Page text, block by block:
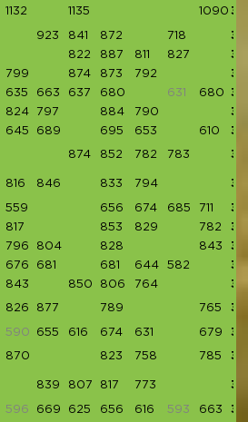
1132 1135 1090
923 841 872 718
822 887 811 827
799 874 873 792
635 663 637 680 631 680
824 797 884 790
645 689 695 653 610
874 852 782 783
816 846 833 794
559 656 674 685 711
817 853 829 782
796 804 828 843
676 681 681 644 582
843 850 806 764
826 877 789 765
590 655 616 674 631 679
870 823 758 785
839 807 817 773
596 669 625 656 616 593 663